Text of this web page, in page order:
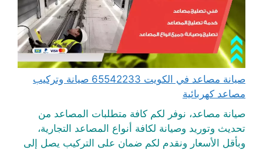
صيانة مصاعد في الكويت 65542233 صيانة وتركيب
مصاعد كهربائية
صيانة مصاعد، نوفر لكم كافة متطلبات المصاعد من
تحديث وتوريد وصيانة لكافة أنواع المصاعد التجارية،
وبأقل الأسعار ونقدم لكم ضمان على التركيب يصل إلى